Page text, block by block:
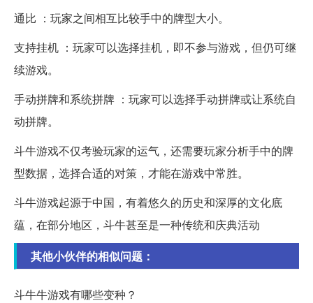
通比 ：玩家之间相互比较手中的牌型大小。
支持挂机 ：玩家可以选择挂机，即不参与游戏，但仍可继
续游戏。
手动拼牌和系统拼牌 ：玩家可以选择手动拼牌或让系统自
动拼牌。
斗牛游戏不仅考验玩家的运气，还需要玩家分析手中的牌
型数据，选择合适的对策，才能在游戏中常胜。
斗牛游戏起源于中国，有着悠久的历史和深厚的文化底
蕴，在部分地区，斗牛甚至是一种传统和庆典活动
其他小伙伴的相似问题：
斗牛牛游戏有哪些变种？